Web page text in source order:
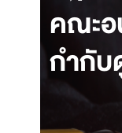
คณะ
กำกั